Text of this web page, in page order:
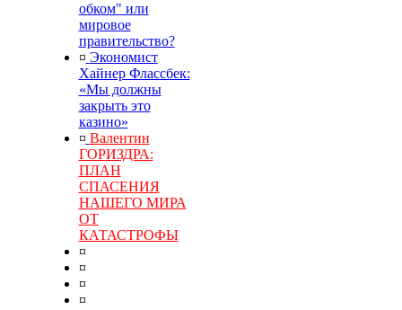
обком" или
мировое
правительство?
¤ Экономист
Хайнер Флассбек:
«Мы должны
закрыть это
казино»
¤ Валентин
ГОРИЗДРА:
ПЛАН
СПАСЕНИЯ
НАШЕГО МИРА
ОТ
КАТАСТРОФЫ
¤
¤
¤
¤